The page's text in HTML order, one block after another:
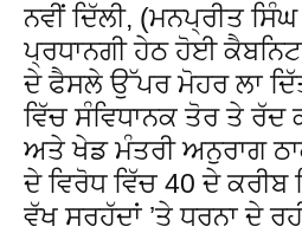
ਨਵੀਂ ਦਿੱਲੀ, (ਮਨਪ੍ਰੀਤ
ਪ੍ਰਧਾਨਗੀ ਹੇਠ ਹੋਈ
ਦੇ ਫੈਸਲੇ ਉੱਪਰ ਮੋਹਰ ਲਾ
ਵਿੱਚ ਸੰਵਿਧਾਨਕ ਤੋਰ ਤੇ ਰੱਦ
ਅਤੇ ਖੇਡ ਮੰਤਰੀ ਅਨੁਰਾਗ
ਦੇ ਵਿਰੋਧ ਵਿੱਚ 40 ਦੇ
ਵੱਖ ਸਰਹੱਦਾਂ ’ਤੇ ਧਰਨਾ ਦੇ